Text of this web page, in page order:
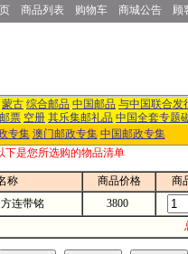
商品列表 购物车 商城公告 顾
蒙古 综合邮品 中国邮品 与中国联合发
票 空册 其乐集邮礼品 中国全套专题
专集 澳门邮政专集 中国邮政专集
下是您所选购的物品清单
称 商品价格 商
连带铭 3800